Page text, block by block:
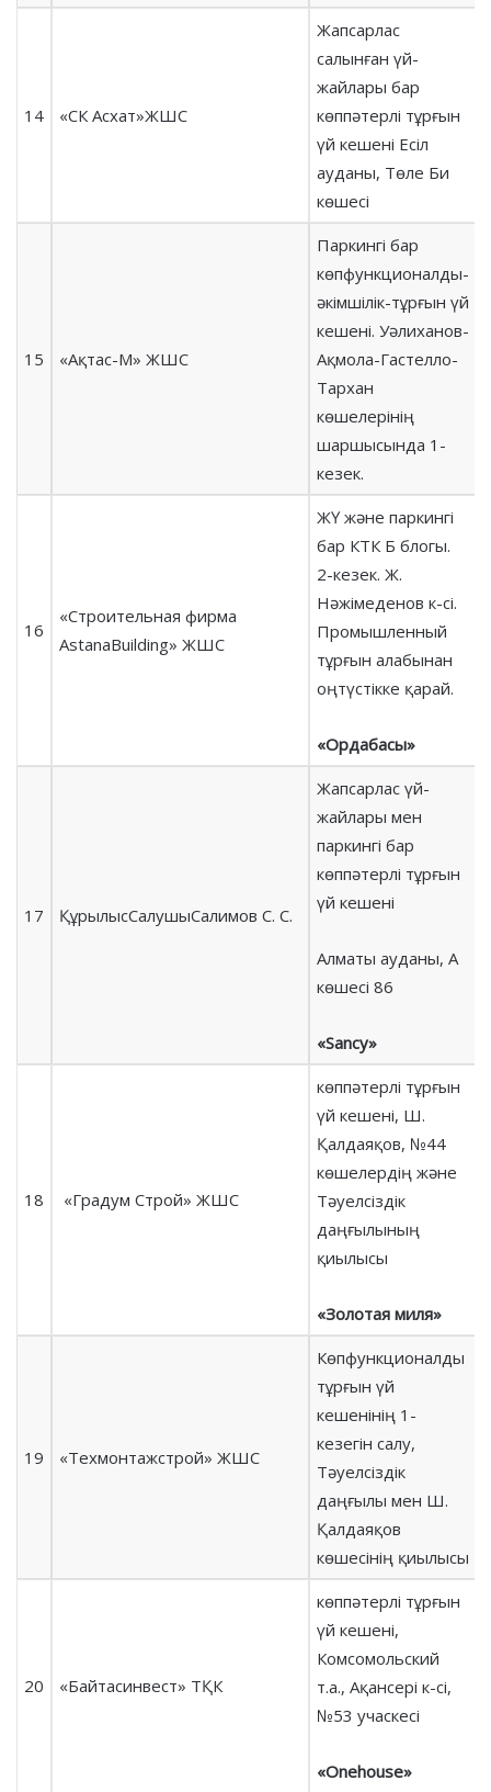
14 «СК Асхат»ЖШС
Жапсарлас
салынған үй-
жайлары бар
көппәтерлі тұрғын
үй кешені Есіл
ауданы, Төле Би
көшесі
15 «Ақтас-М» ЖШС
Паркингі бар
көпфункционалды-
әкімшілік-тұрғын үй
кешені. Уәлиханов-
Ақмола-Гастелло-
Тархан
көшелерінің
шаршысында 1-
кезек.
16
«Строительная фирма
AstanaBuilding» ЖШС
ЖҮ және паркингі
бар КТК Б блогы.
2-кезек. Ж.
Нәжімеденов к-сі.
Промышленный
тұрғын алабынан
оңтүстікке қарай.
«Ордабасы»
17 ҚұрылысСалушыСалимов С. С.
Жапсарлас үй-
жайлары мен
паркингі бар
көппәтерлі тұрғын
үй кешені
Алматы ауданы, А
көшесі 86
«Sancy»
18 «Градум Строй» ЖШС
көппәтерлі тұрғын
үй кешені, Ш.
Қалдаяқов, №44
көшелердің және
Тәуелсіздік
даңғылының
қиылысы
«Золотая миля»
19 «Техмонтажстрой» ЖШС
Көпфункционалды
тұрғын үй
кешенінің 1-
кезегін салу,
Тәуелсіздік
даңғылы мен Ш.
Қалдаяқов
көшесінің қиылысы
20 «Байтасинвест» ТҚК
көппәтерлі тұрғын
үй кешені,
Комсомольский
т.а., Ақансері к-сі,
№53 учаскесі
«Onehouse»